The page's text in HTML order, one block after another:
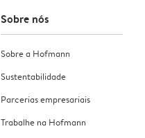
Sobre nós
Sobre a Hofmann
Sustentabilidade
Parcerias empresariais
Trabalhe na Hofmann